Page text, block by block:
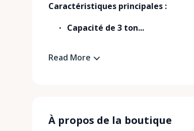
Caractéristiques principales :
Capacité de 3 ton...
Read More
À propos de la boutique